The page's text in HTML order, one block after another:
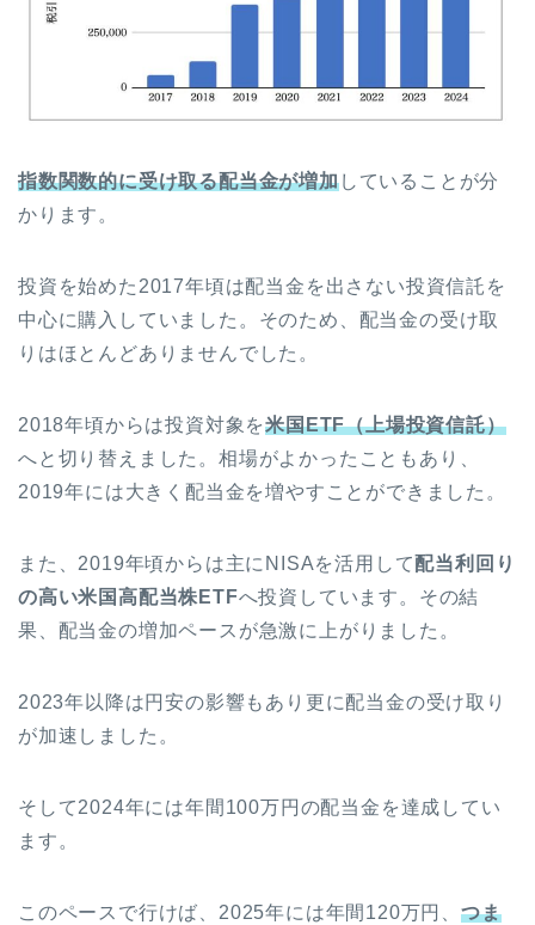
指数関数的に受け取る配当金が増加していることが分
かります。
投資を始めた2017年頃は配当金を出さない投資信託を
中心に購入していました。そのため、配当金の受け取
りはほとんどありませんでした。
2018年頃からは投資対象を米国ETF（上場投資信託）
へと切り替えました。相場がよかったこともあり、
2019年には大きく配当金を増やすことができました。
また、2019年頃からは主にNISAを活用して配当利回り
の高い米国高配当株ETFへ投資しています。その結
果、配当金の増加ペースが急激に上がりました。
2023年以降は円安の影響もあり更に配当金の受け取り
が加速しました。
そして2024年には年間100万円の配当金を達成してい
ます。
このペースで行けば、2025年には年間120万円、 つま